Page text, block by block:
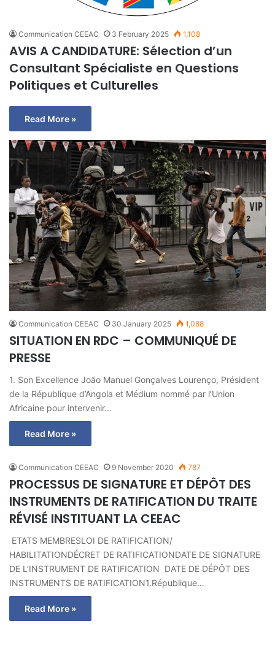
Communication CEEAC 3 February 2025 1,108
AVIS A CANDIDATURE: Sélection d’un
Consultant Spécialiste en Questions
Politiques et Culturelles
Read More »
Communication CEEAC 30 January 2025 1,088
SITUATION EN RDC – COMMUNIQUÉ DE
PRESSE
1. Son Excellence João Manuel Gonçalves Lourenço, Président
de la République d’Angola et Médium nommé par l’Union
Africaine pour intervenir…
Read More »
Communication CEEAC 9 November 2020 787
PROCESSUS DE SIGNATURE ET DÉPÔT DES
INSTRUMENTS DE RATIFICATION DU TRAITE
RÉVISÉ INSTITUANT LA CEEAC
ETATS MEMBRESLOI DE RATIFICATION/
HABILITATIONDÉCRET DE RATIFICATIONDATE DE SIGNATURE
DE L’INSTRUMENT DE RATIFICATION DATE DE DÉPÔT DES
INSTRUMENTS DE RATIFICATION1.République…
Read More »